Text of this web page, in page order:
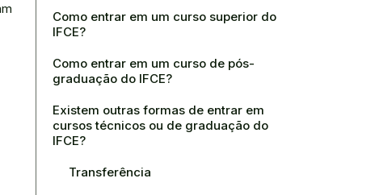
Como entrar em um curso superior do
IFCE?
Como entrar em um curso de pós-
graduação do IFCE?
Existem outras formas de entrar em
cursos técnicos ou de graduação do
IFCE?
Transferência